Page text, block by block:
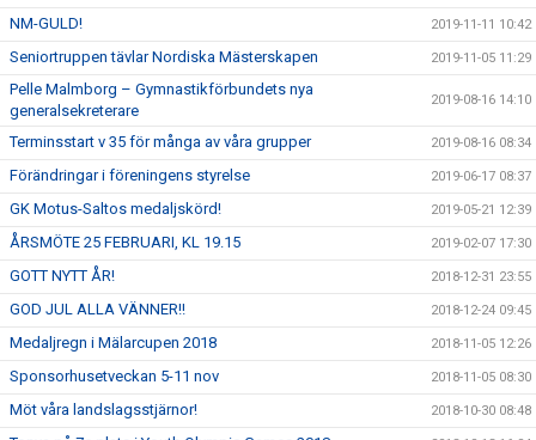
NM-GULD! 2019-11-11 10:42
Seniortruppen tävlar Nordiska Mästerskapen 2019-11-05 11:29
Pelle Malmborg – Gymnastikförbundets nya
generalsekreterare
2019-08-16 14:10
Terminsstart v 35 för många av våra grupper 2019-08-16 08:34
Förändringar i föreningens styrelse 2019-06-17 08:37
GK Motus-Saltos medaljskörd! 2019-05-21 12:39
ÅRSMÖTE 25 FEBRUARI, KL 19.15 2019-02-07 17:30
GOTT NYTT ÅR! 2018-12-31 23:55
GOD JUL ALLA VÄNNER!! 2018-12-24 09:45
Medaljregn i Mälarcupen 2018 2018-11-05 12:26
Sponsorhusetveckan 5-11 nov 2018-11-05 08:30
Möt våra landslagsstjärnor! 2018-10-30 08:48